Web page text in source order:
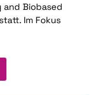
and Biobased
Im Fokus